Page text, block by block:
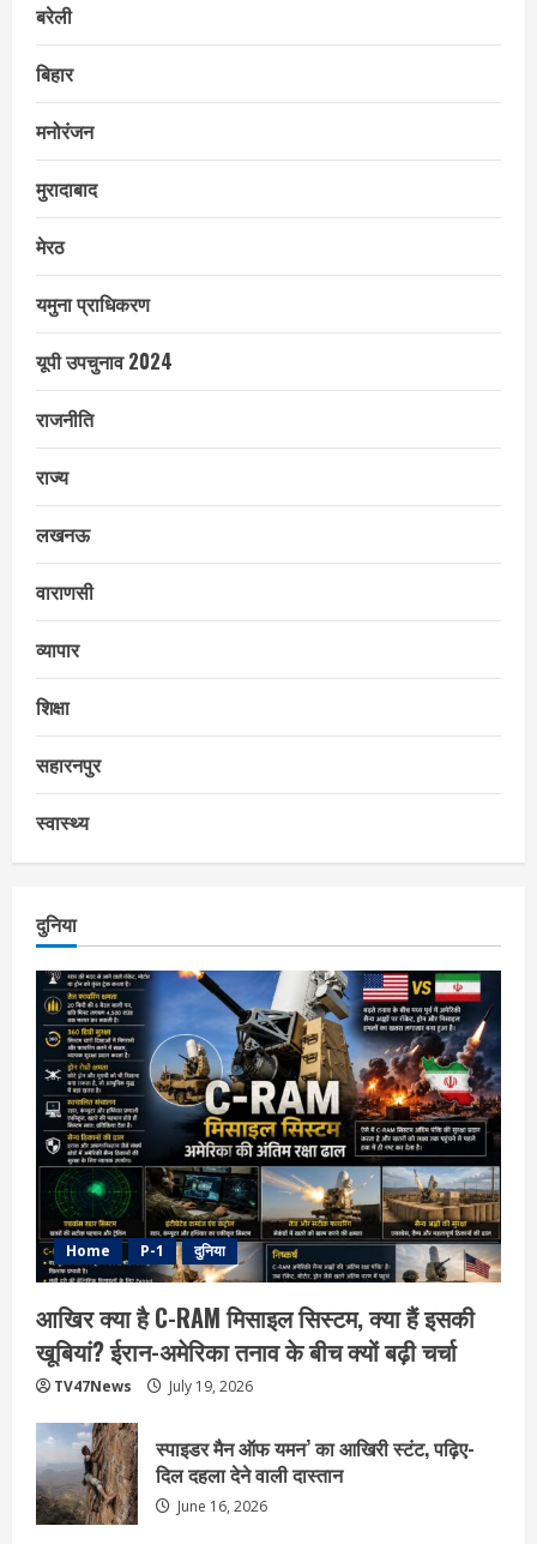
बरेली
बिहार
मनोरंजन
मुरादाबाद
मेरठ
यमुना प्राधिकरण
यूपी उपचुनाव 2024
राजनीति
राज्य
लखनऊ
वाराणसी
व्यापार
शिक्षा
सहारनपुर
स्वास्थ्य
दुनिया
Home P-1 दुनिया
आखिर क्या है C-RAM मिसाइल सिस्टम, क्या हैं इसकी
खूबियां? ईरान-अमेरिका तनाव के बीच क्यों बढ़ी चर्चा
TV47News July 19, 2026
स्पाइडर मैन ऑफ यमन’ का आखिरी स्टंट, पढ़िए-
दिल दहला देने वाली दास्तान
June 16, 2026